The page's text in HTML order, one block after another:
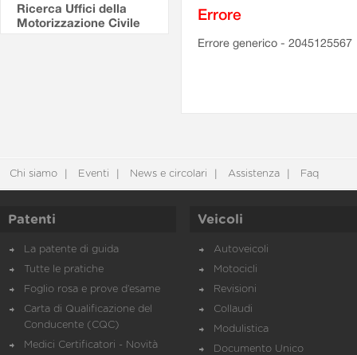
Ricerca Uffici della
Motorizzazione Civile
Errore
Errore generico - 2045125567
Chi siamo Eventi News e circolari Assistenza Faq
Patenti
La patente di guida
Tutte le pratiche
Foglio rosa e prove d’esame
Carta di Qualificazione del
Conducente (CQC)
Medici Certificatori - Novità
Veicoli
Autoveicoli
Motocicli
Revisioni
Collaudi
Modulistica
Documento Unico